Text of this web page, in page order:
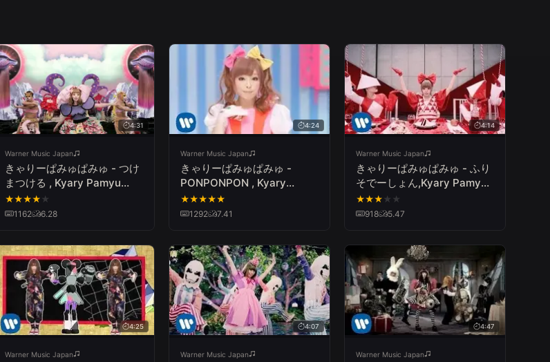
4:31
Warner Music Japan
きゃりーぱみゅぱみゅ - つけ
まつける , Kyary Pamyu
Pamyu - Tsukematsukeru
★★★★ ★
1162
6.28
4:24
Warner Music Japan
きゃりーぱみゅぱみゅ -
PONPONPON , Kyary
Pamyu Pamyu -
PONPONPON
★★★★★
1292
7.41
4:14
Warner Music Japan
きゃりーぱみゅぱみゅ - ふり
そでーしょん,Kyary Pamyu
Pamyu Furisodation
★★★ ★ ★
918
5.47
4:25
Warner Music Japan
4:07
Warner Music Japan
4:47
Warner Music Japan